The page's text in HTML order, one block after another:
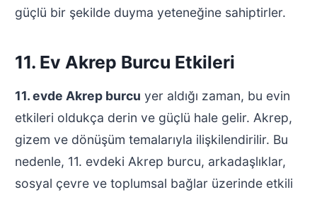
güçlü bir şekilde duyma yeteneğine sahiptirler.
11. Ev Akrep Burcu Etkileri
11. evde Akrep burcu yer aldığı zaman, bu evin
etkileri oldukça derin ve güçlü hale gelir. Akrep,
gizem ve dönüşüm temalarıyla ilişkilendirilir. Bu
nedenle, 11. evdeki Akrep burcu, arkadaşlıklar,
sosyal çevre ve toplumsal bağlar üzerinde etkili